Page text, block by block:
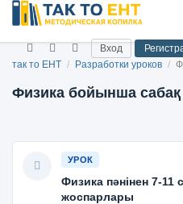
Вход
так то ЕНТ / Разработки уроков /
Физика бойынша
УРОК
Физика пәнінен 7-11
жоспарлары